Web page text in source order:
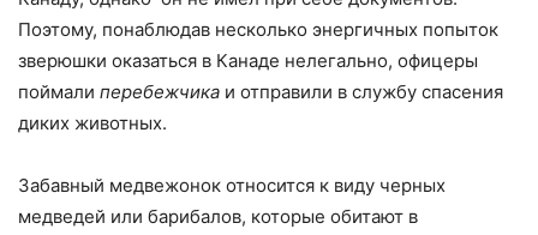
Поэтому, понаблюдав несколько энергичных попыток
зверюшки оказаться в Канаде нелегально, офицеры
поймали перебежчика и отправили в службу спасения
диких животных.
Забавный медвежонок относится к виду черных
медведей или барибалов, которые обитают в